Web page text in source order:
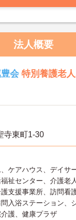
法人概要
豊会特別養護老
寺東町1‐30
ケアハウス、デイサ
祉センター、介護老
支援事業所、訪問看
入浴ステーション、
護、健康プラザ